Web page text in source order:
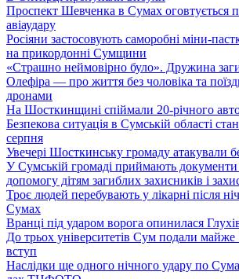
Проспект Шевченка в Сумах оговтується
авіаудару
Росіяни застосовують саморобні міни-
на прикордонні Сумщини
«Страшно неймовірно було». Дружина
Олефіра — про життя без чоловіка та
дронами
На Шосткинщині спіймали 20-річного
Безпекова ситуація в Сумській області
серпня
Увечері Шосткинську громаду атакували
У Сумській громаді приймають документи
допомогу дітям загиблих захисників і
Троє людей перебувають у лікарні після
Сумах
Вранці під ударом ворога опинилася
До трьох університетів Сум подали майже
вступ
Наслідки ще одного нічного удару по